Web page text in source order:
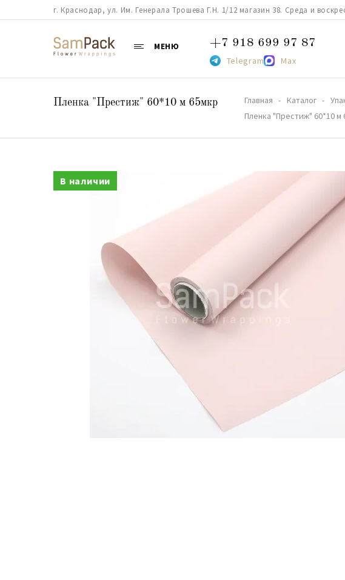
г. Краснодар, ул. Им. Генерала Трошева Г.Н. 1/12 магазин 38. Среда и
МЕНЮ +7 918 699 97 87
Telegram Max
Пленка "Престиж" 60*10 м 65мкр Главная Каталог
Пленка "Престиж" 60*10 м
В наличии